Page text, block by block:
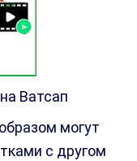
Ватсап
могут
с другом